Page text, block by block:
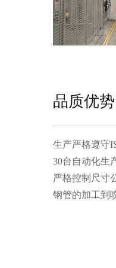
品质优势
生产严格遵守
30台自动化生产
严格控制尺寸公
钢管的加工到